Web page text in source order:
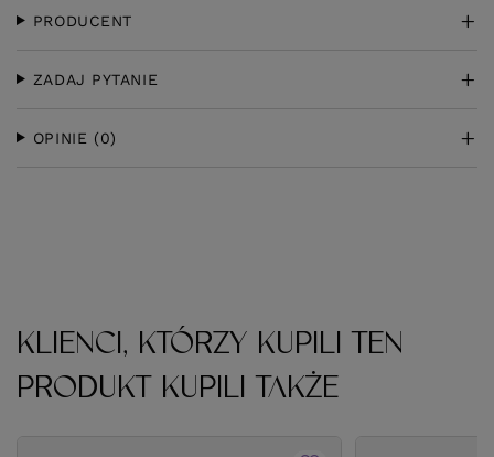
PRODUCENT
ZADAJ PYTANIE
OPINIE (0)
KLIENCI, KTÓRZY KUPILI TEN
PRODUKT KUPILI TAKŻE